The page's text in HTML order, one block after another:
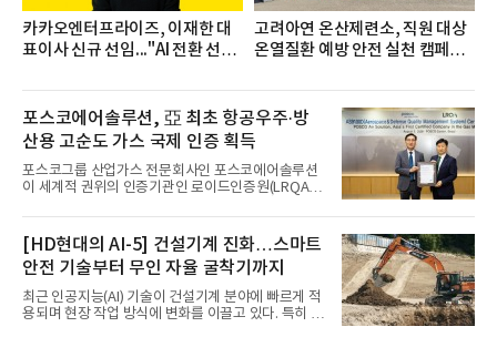
카카오엔터프라이즈, 이재한 대
표이사 신규 선임..."AI 전환 선
고려아연 온산제련소, 직원 대상
온열질환 예방 안전 실천 캠페인
포스코에어솔루션, 亞 최초 항공우주·방
산용 고순도 가스 국제 인증 획득
포스코그룹 산업가스 전문회사인 포스코에어솔루션
이 세계적 권위의 인증기관인 로이드인증원(LRQA)
순도 희귀가스 제조 분야 국제공인 인증인 ‘항공우주·
방산 품질경영시스템(AS9100D)’을 획득했다.포스코
에어솔루션은 6일 서울 포스코센터에서 김대연 포스
코에어솔루션 대표, 이일형 로이드인증원(LRQA) 한
국지사 대표 등이 참석한 가운데 ‘항공우주·방산 품질
경영시스템(AS9100D)’ 인증수여식을 가졌다고 밝혔
다.포스코에어솔루션이 획득한 AS9100D는 국제 품
[HD현대의 AI-5] 건설기계 진화…스마트
안전 기술부터 무인 자율 굴착기까지
최근 인공지능(AI) 기술이 건설기계 분야에 빠르게 적
용되며 현장 작업 방식에 변화를 이끌고 있다. 특히 무